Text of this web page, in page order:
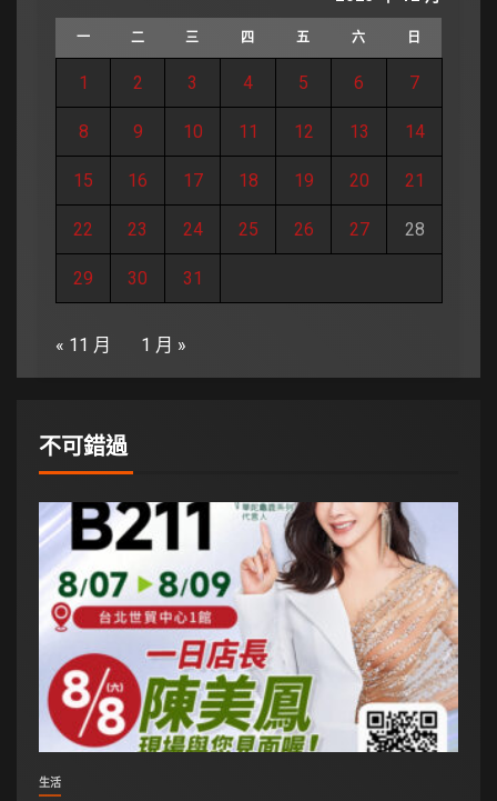
一 二 三 四 五 六 日
1 2 3 4 5 6 7
8 9 10 11 12 13 14
15 16 17 18 19 20 21
22 23 24 25 26 27 28
29 30 31
« 11 月 1 月 »
不可錯過
生活